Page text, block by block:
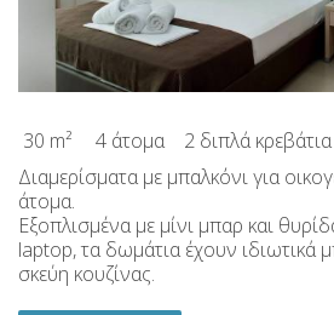
30 m² 4 άτομα 2 διπλά κρεβάτια
Διαμερίσματα με μπαλκόνι για
άτομα.
Εξοπλισμένα με μίνι μπαρ και
laptop, τα δωμάτια έχουν ιδιωτικά
σκεύη κουζίνας.